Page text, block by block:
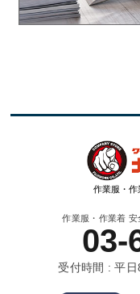
作業服・作
作業服・作業着
03-
受付時間 : 平